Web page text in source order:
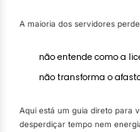
A maioria dos servidores
não entende como a
não transforma o
Aqui está um guia direto para
desperdiçar tempo nem